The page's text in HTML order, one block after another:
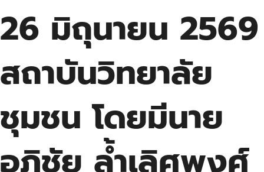
26 มิถุนายน 2569
สถาบันวิทยาลัย
ชุมชน โดยมีนาย
อภิชัย ล้ำเลิศพงศ์